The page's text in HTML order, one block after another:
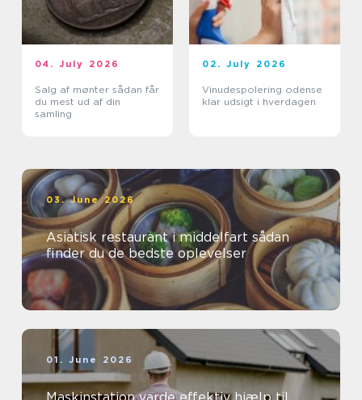
04. July 2026
Salg af mønter sådan får
du mest ud af din
samling
02. July 2026
Vinudespolering odense
klar udsigt i hverdagen
03. June 2026
Asiatisk restaurant i middelfart sådan
finder du de bedste oplevelser
01. June 2026